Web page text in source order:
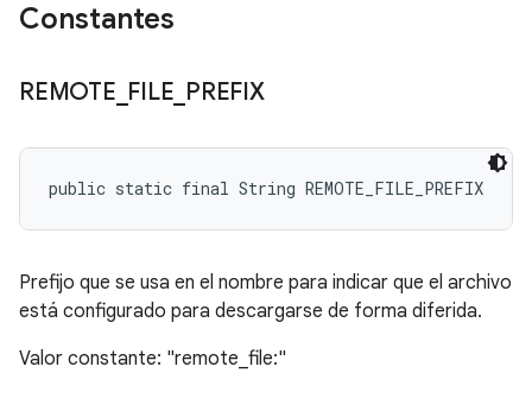
Constantes
REMOTE FILE PREFIX
public static final String REMOTE_FILE_PREFIX
Prefijo que se usa en el nombre para indicar que el archivo
está configurado para descargarse de forma diferida.
Valor constante: "remote_file:"